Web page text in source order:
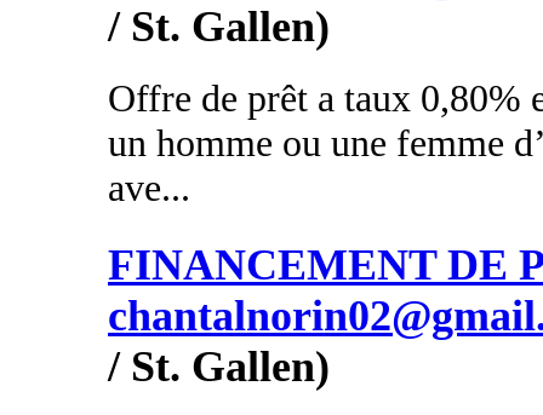
/ St. Gallen)
Offre de prêt a taux 0,80%
un homme ou une femme
ave...
FINANCEMENT DE
/ St. Gallen)